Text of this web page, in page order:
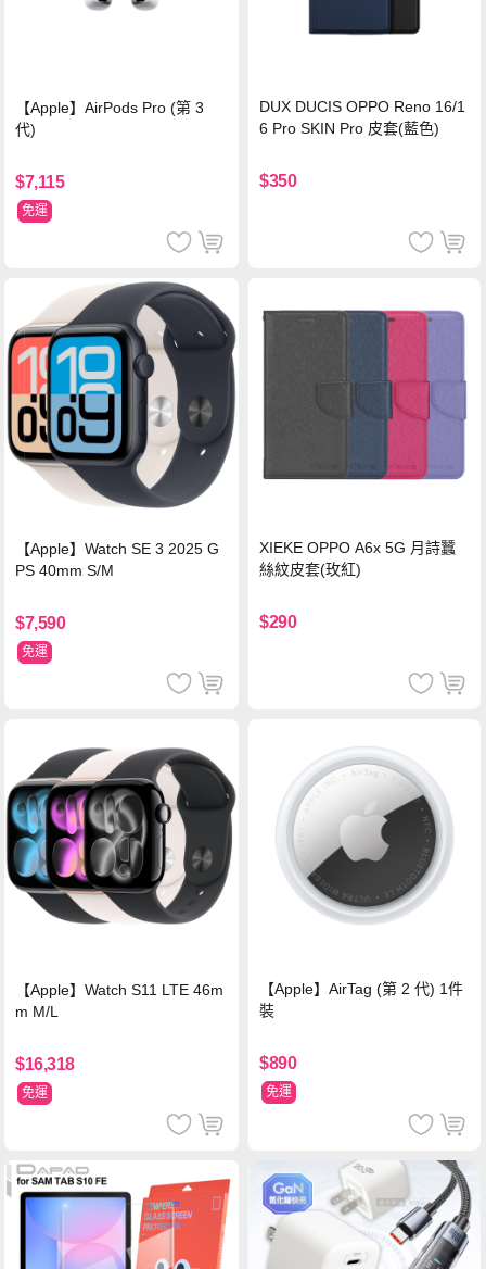
【Apple】AirPods Pro (第 3
代)
$7,115
免運
DUX DUCIS OPPO Reno 16/1
6 Pro SKIN Pro 皮套(藍色)
$350
【Apple】Watch SE 3 2025 G
PS 40mm S/M
$7,590
免運
XIEKE OPPO A6x 5G 月詩蠶
絲紋皮套(玫紅)
$290
【Apple】Watch S11 LTE 46m
m M/L
$16,318
免運
【Apple】AirTag (第 2 代) 1件
裝
$890
免運